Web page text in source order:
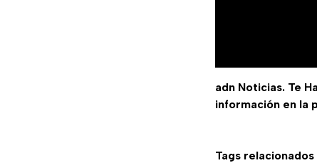
adn Noticias. Te
información en la
Tags relacionados